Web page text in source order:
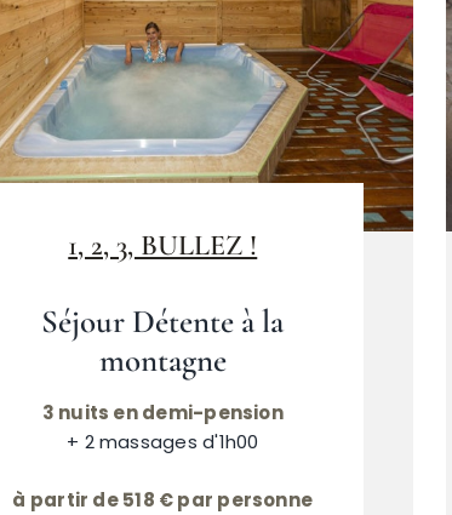
1, 2, 3, BULLEZ !
Séjour Détente à la
montagne
3 nuits en demi-pension
+ 2 massages d'1h00
à partir de 518 € par personne